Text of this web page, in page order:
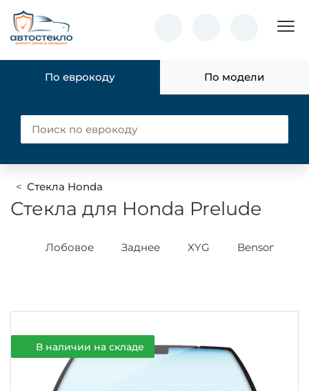
По еврокоду По модели
Стекла Honda
Стекла для Honda Prelude
Лобовое Заднее XYG Benson
В наличии на складе